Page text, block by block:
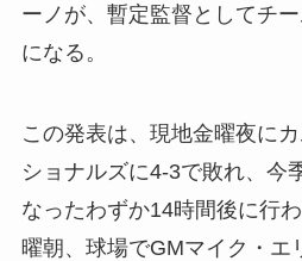
ーノが、暫定監督としてチ
になる。
この発表は、現地金曜夜に
ショナルズに4-3で敗れ、今
なったわずか14時間後に行
曜朝、球場でGMマイク・エ